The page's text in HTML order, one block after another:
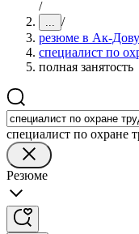
/
... /
резюме в Ак-
специалист по
полная занятость
специалист по охране
Резюме